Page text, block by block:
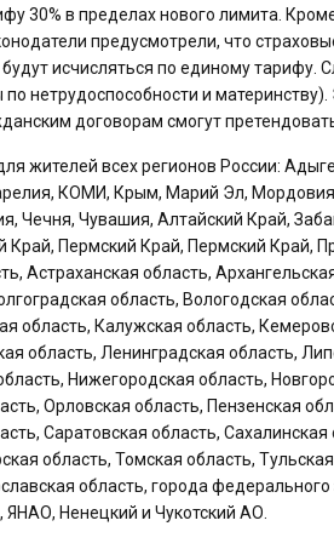
30% в пределах нового лимита.
предусмотрели, что
исчисляться по единому
нетрудоспособности и
договорам смогут
жителей всех регионов России:
КОМИ, Крым, Марий Эл,
Чечня, Чувашия, Алтайский Край,
Край, Пермский Край, Пермский Край,
Астраханская область,
область, Вологодская
область, Калужская область,
область, Ленинградская область,
Нижегородская область,
Орловская область, Пензенская
Саратовская область,
область, Томская область,
область, города
Ненецкий и Чукотский АО.